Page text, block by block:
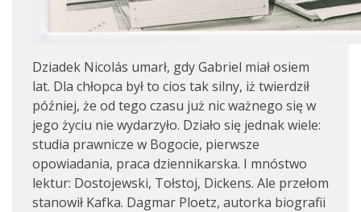
Dziadek Nicolás umarł, gdy Gabriel miał osiem
lat. Dla chłopca był to cios tak silny, iż twierdził
później, że od tego czasu już nic ważnego się w
jego życiu nie wydarzyło. Działo się jednak wiele:
studia prawnicze w Bogocie, pierwsze
opowiadania, praca dziennikarska. I mnóstwo
lektur: Dostojewski, Tołstoj, Dickens. Ale przełom
stanowił Kafka. Dagmar Ploetz, autorka biografii